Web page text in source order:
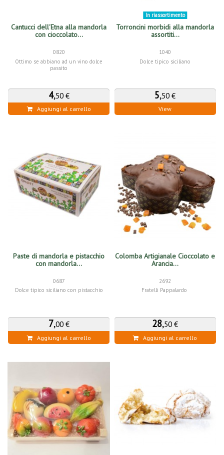
Cantucci dell'Etna alla mandorla
con cioccolato...
0820
Ottimo se abbiano ad un vino dolce
passito
4,50 €
Aggiungi al carrello
In riassortimento
Torroncini morbidi alla mandorla
assortiti...
1040
Dolce tipico siciliano
5,50 €
View
Paste di mandorla e pistacchio
con mandorla...
0687
Dolce tipico siciliano con pistacchio
7,00 €
Aggiungi al carrello
Colomba Artigianale Cioccolato e
Arancia...
2692
Fratelli Pappalardo
28,50 €
Aggiungi al carrello